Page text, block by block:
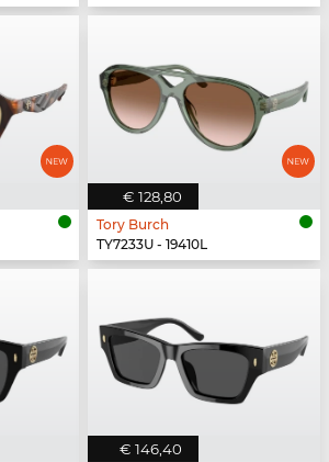
€ 128,80
Tory Burch
TY7233U - 19410L
€ 146,40